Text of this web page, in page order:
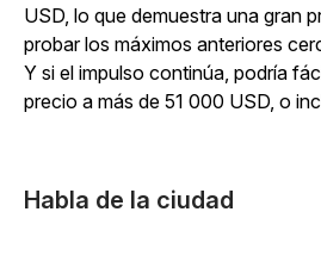
USD, lo que demuestra una gran
probar los máximos anteriores
Y si el impulso continúa, podría
precio a más de 51 000 USD, o
Habla de la ciudad